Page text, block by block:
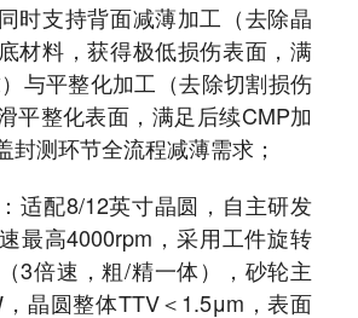
时支持背面减薄加工（去除晶
材料，获得极低损伤表面，满
与平整化加工（去除切割损伤
平整化表面，满足后续CMP加
封测环节全流程减薄需求；
适配8/12英寸晶圆，自主研发
最高4000rpm，采用工件旋转
3倍速，粗/精一体），砂轮主
晶圆整体TTV＜1.5μm，表面